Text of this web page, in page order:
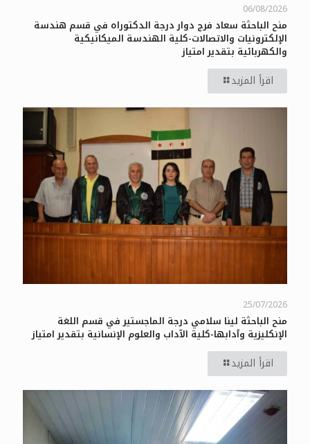
06/08/2026
منح الباحثة سعاد فرج دوار درجة الدكتوراه في قسم هندسة
الإلكترونيات والاتصالات-كلية الهندسة الميكانيكية
والكهربائية بتقدير امتياز
اقرأ المزيد
25/07/2026
منح الباحثة لينا سلامي درجة الماجستير في قسم اللغة
الإنكليزية وآدابها-كلية الآداب والعلوم الإنسانية بتقدير امتياز
اقرأ المزيد